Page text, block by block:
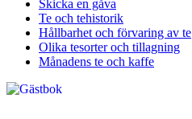
Skicka en gåva
Te och tehistorik
Hållbarhet och förvaring av te
Olika tesorter och tillagning
Månadens te och kaffe